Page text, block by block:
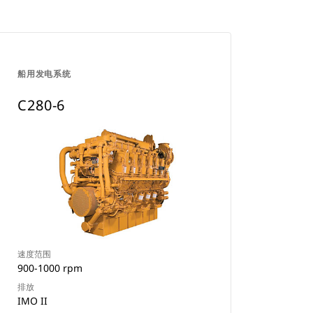
船用发电系统
C280-6
速度范围
900-1000 rpm
排放
IMO II